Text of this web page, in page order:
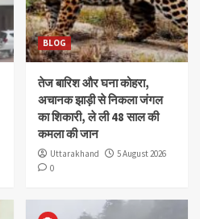
BLOG
तेज बारिश और घना कोहरा,
अचानक झाड़ी से निकला जंगल
का शिकारी, ले ली 48 साल की
कमला की जान
Uttarakhand
5 August 2026
0